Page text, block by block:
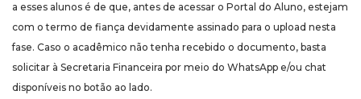
a esses alunos é de que, antes de acessar o Portal do Aluno, estejam
com o termo de fiança devidamente assinado para o upload nesta
fase. Caso o acadêmico não tenha recebido o documento, basta
solicitar à Secretaria Financeira por meio do WhatsApp e/ou chat
disponíveis no botão ao lado.